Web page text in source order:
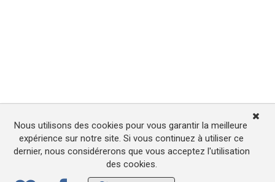
Nous utilisons des cookies pour vous garantir la meilleure
expérience sur notre site. Si vous continuez à utiliser ce
dernier, nous considérerons que vous acceptez l'utilisation
des cookies.